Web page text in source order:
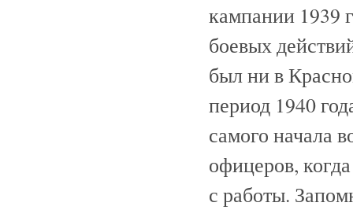
кампании 1939
боевых
был ни в
период 1940
самого начала
офицеров,
с работы.